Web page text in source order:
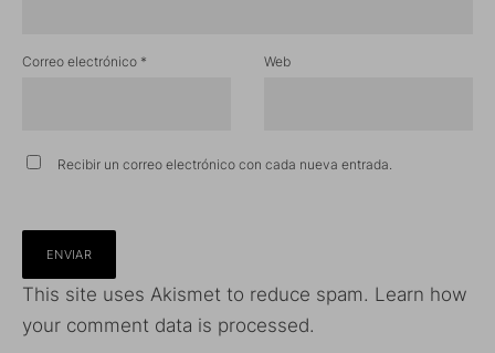
Correo electrónico * Web
Recibir un correo electrónico con cada nueva entrada.
This site uses Akismet to reduce spam. Learn how
your comment data is processed.